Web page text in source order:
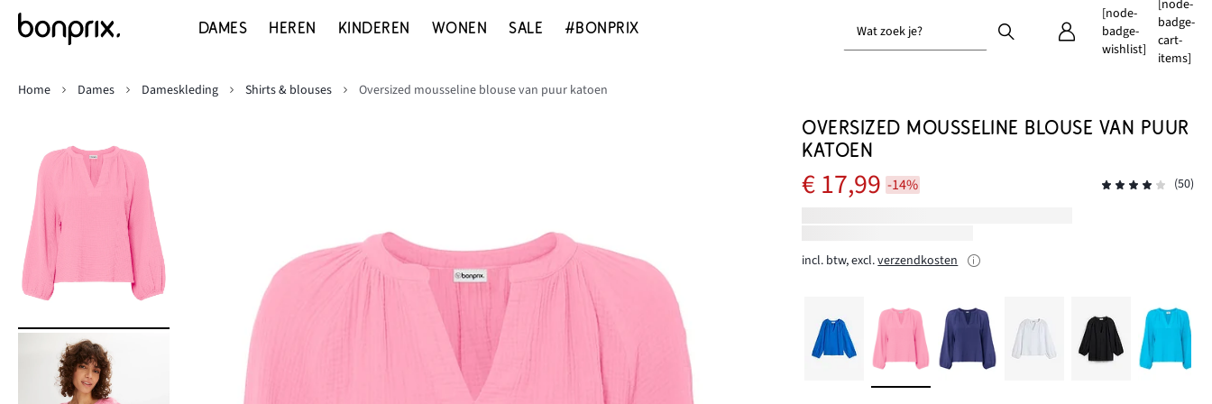
DAMES HEREN KINDEREN WONEN SALE #BONPRIX Wat zoek je?
[node-
badge-
wishlist]
[node-
badge-
cart-
items]
Home
Dames Dameskleding Shirts & blouses Oversized mousseline blouse van puur katoen
OVERSIZED MOUSSELINE BLOUSE VAN PUUR
KATOEN
€ 17,99 -14% (50)
incl. btw, excl.verzendkosten